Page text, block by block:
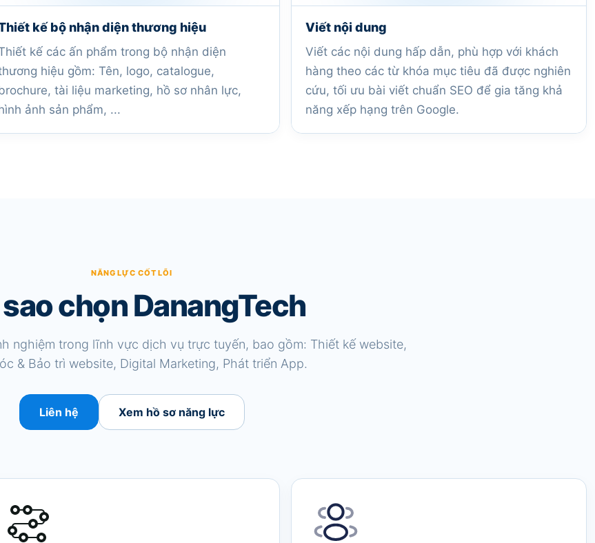
kế bộ nhận diện thương hiệu
kế các ấn phẩm trong bộ nhận diện
hiệu gồm: Tên, logo, catalogue,
tài liệu marketing, hồ sơ nhân lực,
ảnh sản phẩm, ...
Viết nội dung
Viết các nội dung hấp dẫn, phù hợp với khách
hàng theo các từ khóa mục tiêu đã được nghiên
cứu, tối ưu bài viết chuẩn SEO để gia tăng khả
năng xếp hạng trên Google.
chọn DanangTech
nghiệm trong lĩnh vực dịch vụ trực tuyến, bao gồm: Thiết kế website,
& Bảo trì website, Digital Marketing, Phát triển App.
Liên hệ Xem hồ sơ năng lực